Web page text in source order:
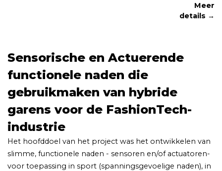
Meer
details →
Sensorische en Actuerende
functionele naden die
gebruikmaken van hybride
garens voor de FashionTech-
industrie
Het hoofddoel van het project was het ontwikkelen van
slimme, functionele naden - sensoren en/of actuatoren-
voor toepassing in sport (spanningsgevoelige naden), in